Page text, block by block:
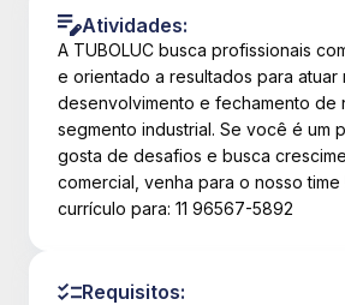
Atividades:
A TUBOLUC busca profissionais
e orientado a resultados para atuar
desenvolvimento e fechamento de
segmento industrial. Se você é um
gosta de desafios e busca
comercial, venha para o nosso time
currículo para: 11 96567-5892
Requisitos: